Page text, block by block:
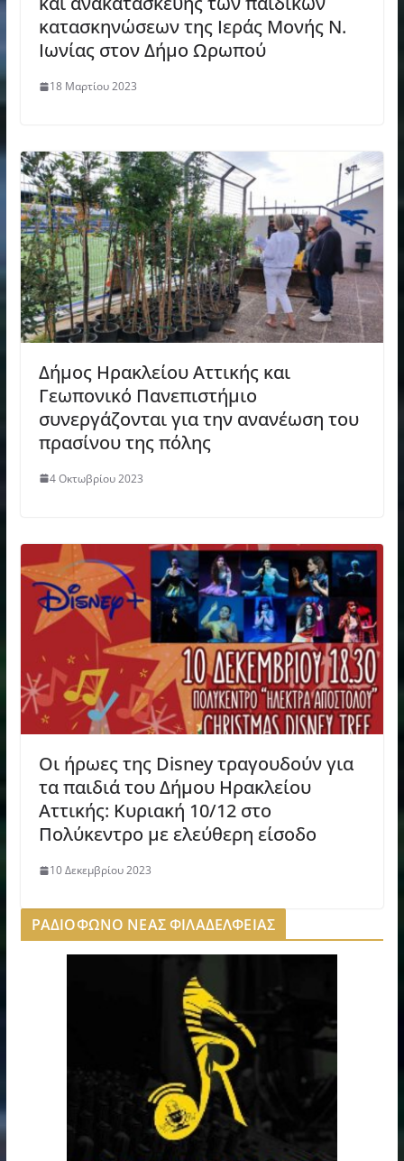
κατασκηνώσεων της Ιεράς Μονής Ν.
Ιωνίας στον Δήμο Ωρωπού
18 Μαρτίου 2023
Δήμος Ηρακλείου Αττικής και
Γεωπονικό Πανεπιστήμιο
συνεργάζονται για την ανανέωση του
πρασίνου της πόλης
4 Οκτωβρίου 2023
Οι ήρωες της Disney τραγουδούν για
τα παιδιά του Δήμου Ηρακλείου
Αττικής: Κυριακή 10/12 στο
Πολύκεντρο με ελεύθερη είσοδο
10 Δεκεμβρίου 2023
ΡΑΔΙΟΦΩΝΟ ΝΕΑΣ ΦΙΛΑΔΕΛΦΕΙΑΣ